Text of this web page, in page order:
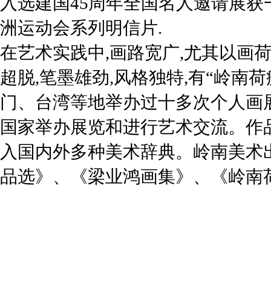
洲运动会系列明信片.
在艺术实践中,画路宽广,尤其以画
超脱,笔墨雄劲,风格独特,有“岭南
门、台湾等地举办过十多次个人
国家举办展览和进行艺术交流。
入国内外多种美术辞典。岭南美
品选》、《梁业鸿画集》、《岭